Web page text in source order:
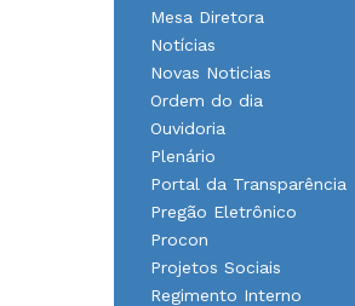
Mesa Diretora
Notícias
Novas Noticias
Ordem do dia
Ouvidoria
Plenário
Portal da Transparência
Pregão Eletrônico
Procon
Projetos Sociais
Regimento Interno